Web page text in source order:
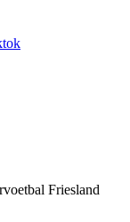
Friesland